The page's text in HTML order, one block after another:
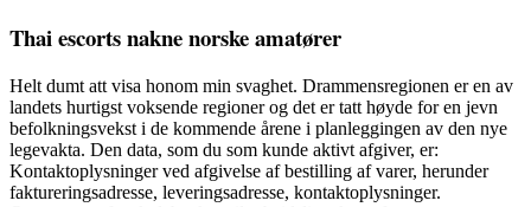
Thai escorts nakne norske amatører
Helt dumt att visa honom min svaghet. Drammensregionen er en av
landets hurtigst voksende regioner og det er tatt høyde for en jevn
befolkningsvekst i de kommende årene i planleggingen av den nye
legevakta. Den data, som du som kunde aktivt afgiver, er:
Kontaktoplysninger ved afgivelse af bestilling af varer, herunder
faktureringsadresse, leveringsadresse, kontaktoplysninger.